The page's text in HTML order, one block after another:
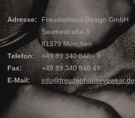
Adresse:
Telefon:
Fax:
E-Mail:
Freudenhaus Design GmbH
Seumestraße 3
81379 München
+49 89 340 848 - 0
+49 89 340 848 48
info@freudenhauseyewear.de